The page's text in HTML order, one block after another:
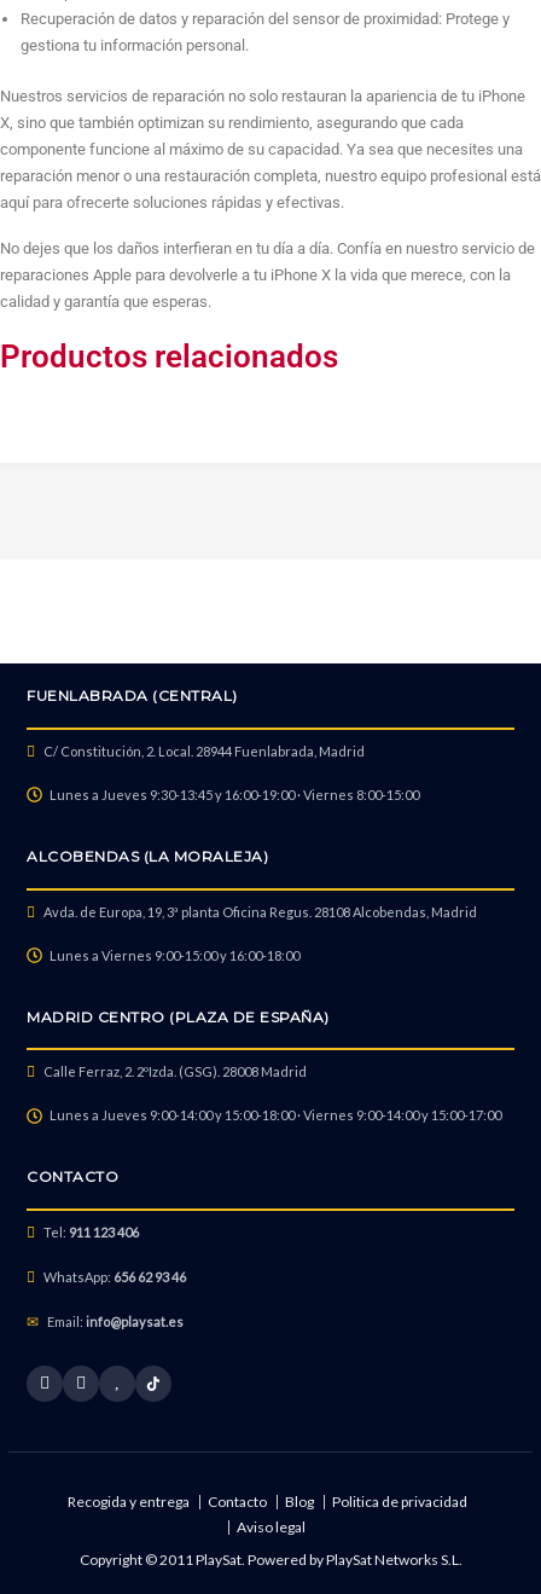
Reparación máxima calidad cámara selfie
Reparación de placa base
Reparación daños por líquidos
Reparación Wifi/Bluetooth
Recuperación de datos y reparación del sensor de proximidad: Protege y
gestiona tu información personal.
Nuestros servicios de reparación no solo restauran la apariencia de tu iPhone
X, sino que también optimizan su rendimiento, asegurando que cada
componente funcione al máximo de su capacidad. Ya sea que necesites una
reparación menor o una restauración completa, nuestro equipo profesional está
aquí para ofrecerte soluciones rápidas y efectivas.
No dejes que los daños interfieran en tu día a día. Confía en nuestro servicio de
reparaciones Apple para devolverle a tu iPhone X la vida que merece, con la
calidad y garantía que esperas.
Productos relacionados
FUENLABRADA (CENTRAL)
C/ Constitución, 2. Local. 28944 Fuenlabrada, Madrid
Lunes a Jueves 9:30-13:45 y 16:00-19:00 · Viernes 8:00-15:00
ALCOBENDAS (LA MORALEJA)
Avda. de Europa, 19, 3ª planta Oficina Regus. 28108 Alcobendas, Madrid
Lunes a Viernes 9:00-15:00 y 16:00-18:00
MADRID CENTRO (PLAZA DE ESPAÑA)
Calle Ferraz, 2. 2ºIzda. (GSG). 28008 Madrid
Lunes a Jueves 9:00-14:00 y 15:00-18:00 · Viernes 9:00-14:00 y 15:00-17:00
CONTACTO
Tel: 911 123 406
WhatsApp: 656 62 93 46
Email:info@playsat.es
Recogida y entrega Contacto Blog
Politica de privacidad
Aviso legal
Copyright © 2011 PlaySat. Powered byPlaySat Networks S.L.